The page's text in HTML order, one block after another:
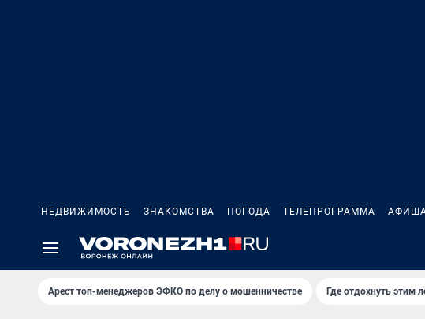
НЕДВИЖИМОСТЬ ЗНАКОМСТВА ПОГОДА ТЕЛЕПРОГРАММА
Арест топ-менеджеров ЭФКО по делу о мошенничестве Где отдохнуть этим